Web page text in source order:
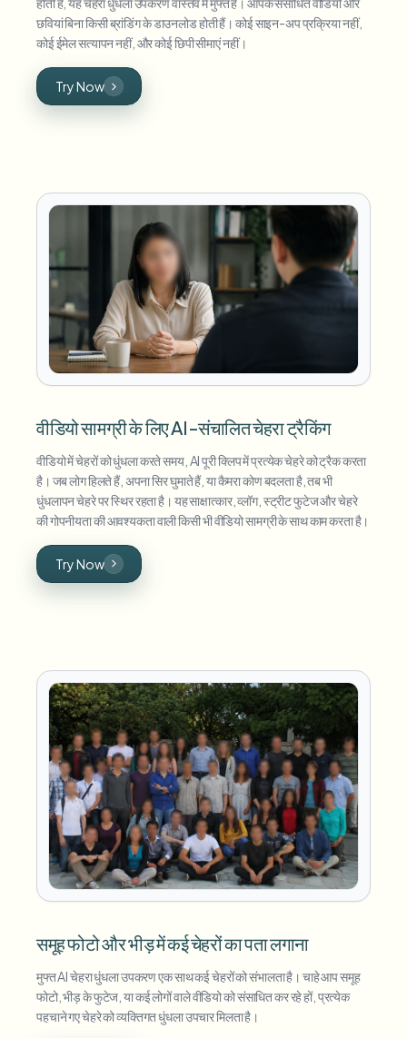
छवियां बिना किसी ब्रांडिंग के डाउनलोड होती हैं। कोई साइन-अप प्रक्रिया नहीं,
कोई ईमेल सत्यापन नहीं, और कोई छिपी सीमाएं नहीं।
Try Now
वीडियो सामग्री के लिए AI-संचालित चेहरा ट्रैकिंग
वीडियो में चेहरों को धुंधला करते समय, AI पूरी क्लिप में प्रत्येक चेहरे को ट्रैक करता
है। जब लोग हिलते हैं, अपना सिर घुमाते हैं, या कैमरा कोण बदलता है, तब भी
धुंधलापन चेहरे पर स्थिर रहता है। यह साक्षात्कार, व्लॉग, स्ट्रीट फुटेज और चेहरे
की गोपनीयता की आवश्यकता वाली किसी भी वीडियो सामग्री के साथ काम करता है।
Try Now
समूह फोटो और भीड़ में कई चेहरों का पता लगाना
मुफ्त AI चेहरा धुंधला उपकरण एक साथ कई चेहरों को संभालता है। चाहे आप समूह
फोटो, भीड़ के फुटेज, या कई लोगों वाले वीडियो को संसाधित कर रहे हों, प्रत्येक
पहचाने गए चेहरे को व्यक्तिगत धुंधला उपचार मिलता है।